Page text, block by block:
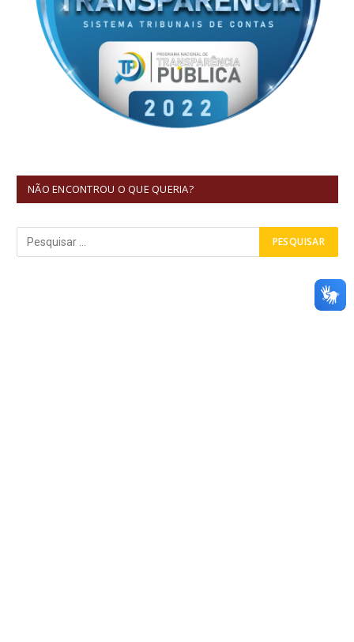
NÃO ENCONTROU O QUE QUERIA?